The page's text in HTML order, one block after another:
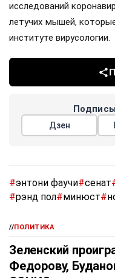
исследований
летучих мышей,
институте вирусологии.
Дзен
#энтони фаучи#сенат
#рэнд пол#минюст#
//ПОЛИТИКА
Зеленский
Федорову,